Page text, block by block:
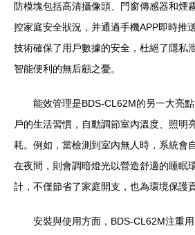
防模塊包括高清攝像頭、門窗傳感器和煙
控家庭安全狀況，并通過手機APP即時推
技術確保了用戶數據的安全，杜絕了隱私
智能便利的無后顧之憂。
能效管理是BDS-CL62M的另一大亮
戶的生活習慣，自動調節室內溫度、照明
耗。例如，當檢測到室內無人時，系統會
在夜間，則會調暗燈光以營造舒適的睡眠
計，不僅節省了家庭開支，也為環境保護
安裝與使用方面，BDS-CL62M注重